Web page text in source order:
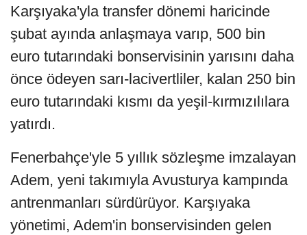
Karşıyaka'yla transfer dönemi haricinde
şubat ayında anlaşmaya varıp, 500 bin
euro tutarındaki bonservisinin yarısını daha
önce ödeyen sarı-lacivertliler, kalan 250 bin
euro tutarındaki kısmı da yeşil-kırmızılılara
yatırdı.
Fenerbahçe'yle 5 yıllık sözleşme imzalayan
Adem, yeni takımıyla Avusturya kampında
antrenmanları sürdürüyor. Karşıyaka
yönetimi, Adem'in bonservisinden gelen